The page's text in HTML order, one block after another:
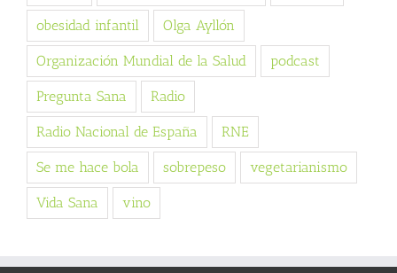
obesidad infantil Olga Ayllón
Organización Mundial de la Salud podcast
Pregunta Sana Radio
Radio Nacional de España RNE
Se me hace bola sobrepeso vegetarianismo
Vida Sana vino